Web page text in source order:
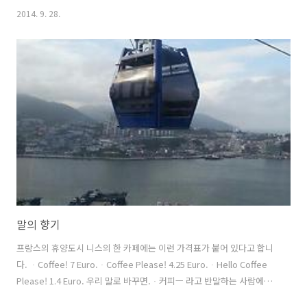
전 세계 젊은이들에게 큰 사랑을 받았다. '비디오 킬드 래디오 스타~~~'
'비디오 킬드 래디오 스타~~~' '비디오가 라디오 스타를 없애버렸어요'
'라디오 스타는 끝장났어요' 그로부터 30여년이 지난 2013년 11월 6일
(현지시각). 뉴욕타임스(The New York Tim..
2014. 9. 28.
말의 향기
프랑스의 휴양도시 니스의 한 카페에는 이런 가격표가 붙어 있다고 합니
다. ᆞCoffee! 7 Euro.ᆞCoffee Please! 4.25 Euro.ᆞHello Coffee
Please! 1.4 Euro. 우리 말로 바꾸면.ᆞ커피ㅡ 라고 반말하는 사람에게